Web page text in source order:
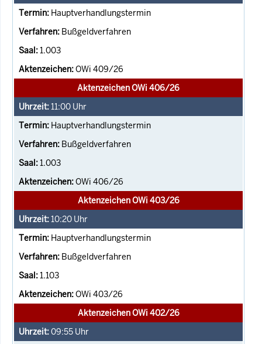
Hauptverhandlungstermin
Bußgeldverfahren
1.003
OWi 409/26
Aktenzeichen OWi 406/26
11:00 Uhr
Hauptverhandlungstermin
Bußgeldverfahren
1.003
OWi 406/26
Aktenzeichen OWi 403/26
10:20 Uhr
Hauptverhandlungstermin
Bußgeldverfahren
1.103
OWi 403/26
Aktenzeichen OWi 402/26
09:55 Uhr